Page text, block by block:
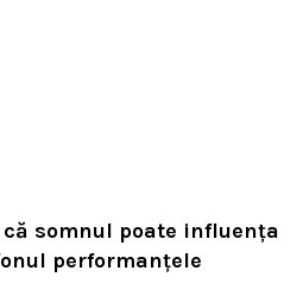
somnul poate influența
performanțele